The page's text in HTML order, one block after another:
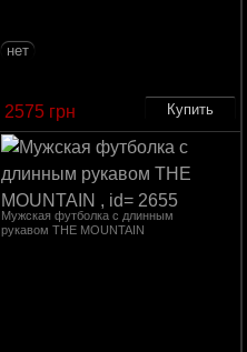
нет
2575 грн
Мужская футболка с длинным
рукавом THE MOUNTAIN